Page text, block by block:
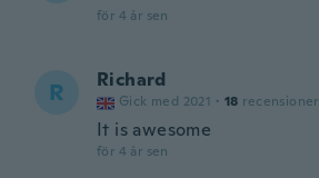
för 4 år sen
R Richard
Gick med 2021 · 18 recensioner
It is awesome
för 4 år sen